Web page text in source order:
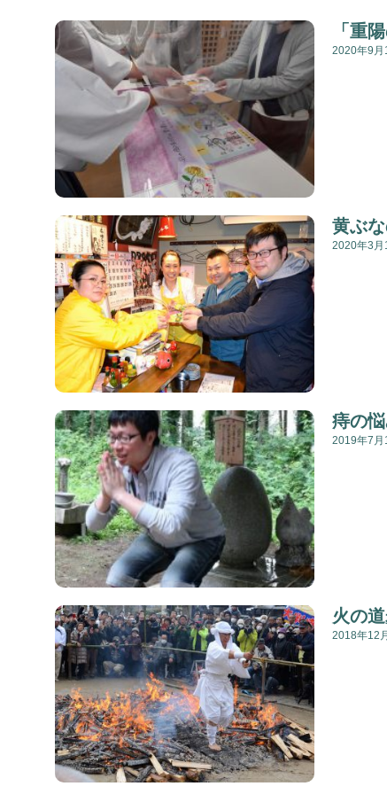
「重
2020年9月
黄ぶ
2020年3月
痔の
2019年7月
火の
2018年12